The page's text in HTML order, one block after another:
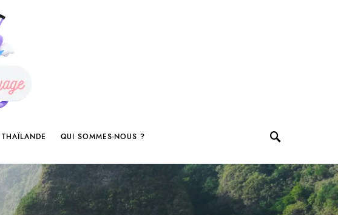
THAÏLANDE QUI SOMMES-NOUS ?